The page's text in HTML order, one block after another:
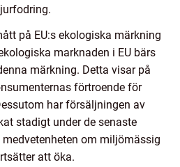
på EU:s ekologiska märkning
marknaden i EU bärs
märkning. Detta visar på
förtroende för
har försäljningen av
stadigt under de senaste
om miljömässig
att öka.